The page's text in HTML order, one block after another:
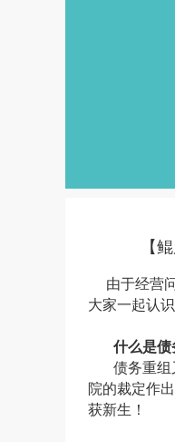
【
由于经营
大家一起认
什么是债
债务重组
院的裁定作
获新生！